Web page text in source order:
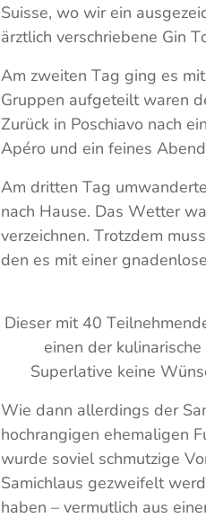
Suisse, wo wir ein
ärztlich verschriebene Gin
Am zweiten Tag ging es
Gruppen aufgeteilt waren
Zurück in Poschiavo nach
Apéro und ein feines
Am dritten Tag
nach Hause. Das Wetter
verzeichnen. Trotzdem
den es mit einer
Dieser mit 40
einen der
Superlative keine
Wie dann allerdings der
hochrangigen ehemaligen
wurde soviel schmutzige
Samichlaus gezweifelt
haben – vermutlich aus